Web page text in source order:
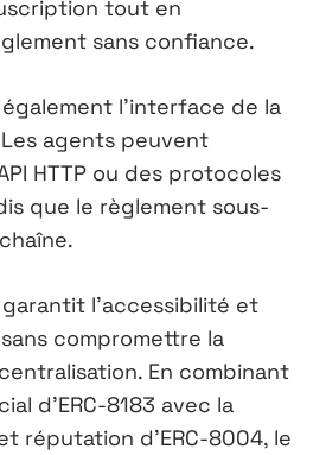
tout en
sans confiance.
l’interface de la
agents peuvent
HTTP ou des protocoles
que le règlement sous-
l’accessibilité et
compromettre la
En combinant
d’ERC-8183 avec la
réputation d’ERC-8004, le